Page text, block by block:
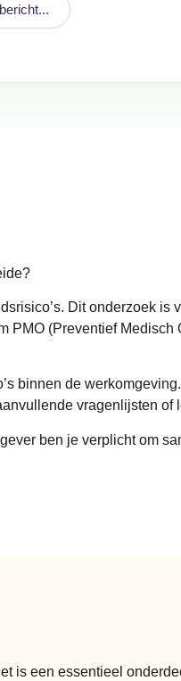
Dit onderzoek is
PMO (Preventief Medisch
binnen de werkomgeving.
vragenlijsten of
ben je verplicht om
is een essentieel